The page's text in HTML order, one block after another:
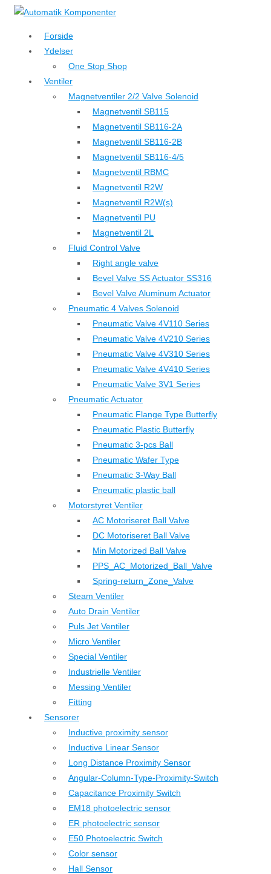
↓
hovedindhold
Forside
Ydelser
One Stop Shop
Ventiler
Magnetventiler 2/2 Valve Solenoid
Magnetventil SB115
Magnetventil SB116-2A
Magnetventil SB116-2B
Magnetventil SB116-4/5
Magnetventil RBMC
Magnetventil R2W
Magnetventil R2W(s)
Magnetventil PU
Magnetventil 2L
Fluid Control Valve
Right angle valve
Bevel Valve SS Actuator SS316
Bevel Valve Aluminum Actuator
Pneumatic 4 Valves Solenoid
Pneumatic Valve 4V110 Series
Pneumatic Valve 4V210 Series
Pneumatic Valve 4V310 Series
Pneumatic Valve 4V410 Series
Pneumatic Valve 3V1 Series
Pneumatic Actuator
Pneumatic Flange Type Butterfly
Pneumatic Plastic Butterfly
Pneumatic 3-pcs Ball
Pneumatic Wafer Type
Pneumatic 3-Way Ball
Pneumatic plastic ball
Motorstyret Ventiler
AC Motoriseret Ball Valve
DC Motoriseret Ball Valve
Min Motorized Ball Valve
PPS_AC_Motorized_Ball_Valve
Spring-return_Zone_Valve
Steam Ventiler
Auto Drain Ventiler
Puls Jet Ventiler
Micro Ventiler
Special Ventiler
Industrielle Ventiler
Messing Ventiler
Fitting
Sensorer
Inductive proximity sensor
Inductive Linear Sensor
Long Distance Proximity Sensor
Angular-Column-Type-Proximity-Switch
Capacitance Proximity Switch
EM18 photoelectric sensor
ER photoelectric sensor
E50 Photoelectric Switch
Color sensor
Hall Sensor